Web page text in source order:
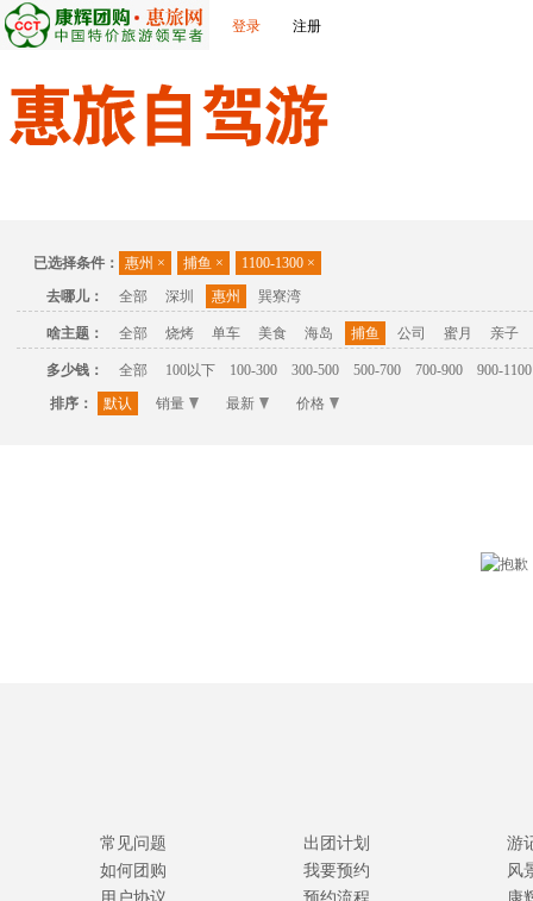
登录 注册
已选择条件： 惠州 × 捕鱼 × 1100-1300 ×
去哪儿：
全部 深圳 惠州 巽寮湾
啥主题： 全部 烧烤 单车 美食 海岛 捕鱼 公司 蜜月 亲子
多少钱： 全部 100以下 100-300 300-500 500-700 700-900
900-1100
排序：
默认 销量 最新 价格
常见问题
如何团购
出团计划
我要预约
游
风